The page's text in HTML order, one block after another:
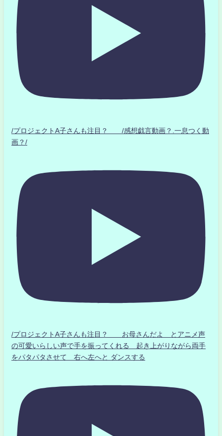
/プロジェクトA子さんも注目？ /感想戯言動画？.一息つく動
画？/
/プロジェクトA子さんも注目？ お母さんだよ とアニメ声
の可愛いらしい声で手を振ってくれる 起き上がりながら両手
をパタパタさせて 右へ左へと ダンスする